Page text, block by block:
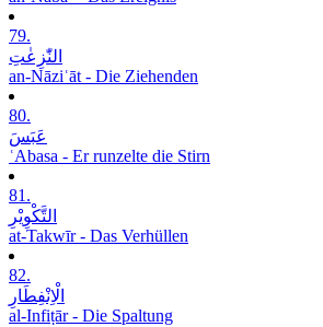
79.
النّٰزِعٰتِ
an-Nāziʿāt - Die Ziehenden
80.
عَبَسَ
ʿAbasa - Er runzelte die Stirn
81.
التَّکْوِیْرِ
at-Takwīr - Das Verhüllen
82.
الْاِنْفِطَارِ
al-Infiṭār - Die Spaltung